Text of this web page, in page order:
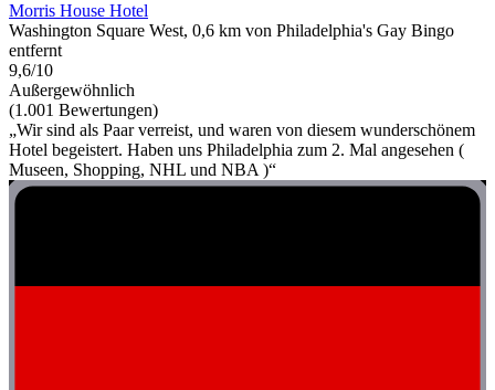
Morris House Hotel
Washington Square West, 0,6 km von Philadelphia's Gay Bingo
entfernt
9,6/10
Außergewöhnlich
(1.001 Bewertungen)
„Wir sind als Paar verreist, und waren von diesem wunderschönem
Hotel begeistert. Haben uns Philadelphia zum 2. Mal angesehen (
Museen, Shopping, NHL und NBA )“